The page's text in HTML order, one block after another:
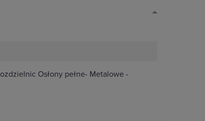
Osłony pełne- Metalowe -